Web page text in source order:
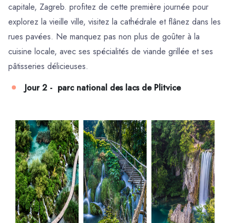
capitale, Zagreb. profitez de cette première journée pour
explorez la vieille ville, visitez la cathédrale et flânez dans les
rues pavées. Ne manquez pas non plus de goûter à la
cuisine locale, avec ses spécialités de viande grillée et ses
pâtisseries délicieuses.
Jour 2 - parc national des lacs de Plitvice